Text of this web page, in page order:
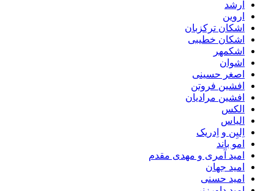
ارشد
اروین
اشکان ترکزبان
اشکان خطیبی
اشکمهر
اشوان
اصغر حسینی
افشین فروتن
افشین مرادیان
الکس
الیاس
اِلیِن و اِدریک
امو باند
امید آمری و مهدی مقدم
امید جهان
امید حسنی